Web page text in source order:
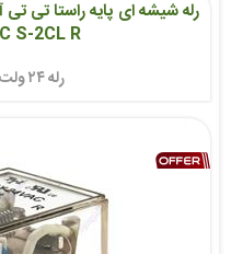
S-2CL R
رله ۲۴ ولت تی تی آی